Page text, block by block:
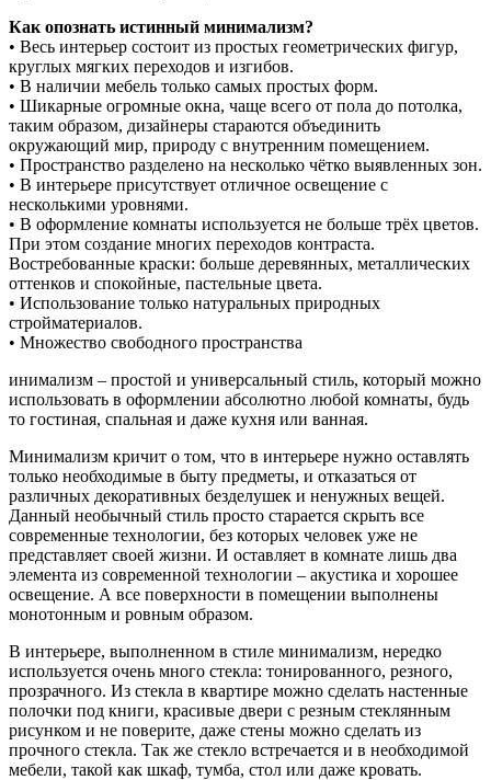
Как опознать истинный минимализм?
• Весь интерьер состоит из простых геометрических фигур,
круглых мягких переходов и изгибов.
• В наличии мебель только самых простых форм.
• Шикарные огромные окна, чаще всего от пола до потолка,
таким образом, дизайнеры стараются объединить
окружающий мир, природу с внутренним помещением.
• Пространство разделено на несколько чётко выявленных зон.
• В интерьере присутствует отличное освещение с
несколькими уровнями.
• В оформление комнаты используется не больше трёх цветов.
При этом создание многих переходов контраста.
Востребованные краски: больше деревянных, металлических
оттенков и спокойные, пастельные цвета.
• Использование только натуральных природных
стройматериалов.
• Множество свободного пространства
инимализм – простой и универсальный стиль, который можно
использовать в оформлении абсолютно любой комнаты, будь
то гостиная, спальная и даже кухня или ванная.
Минимализм кричит о том, что в интерьере нужно оставлять
только необходимые в быту предметы, и отказаться от
различных декоративных безделушек и ненужных вещей.
Данный необычный стиль просто старается скрыть все
современные технологии, без которых человек уже не
представляет своей жизни. И оставляет в комнате лишь два
элемента из современной технологии – акустика и хорошее
освещение. А все поверхности в помещении выполнены
монотонным и ровным образом.
В интерьере, выполненном в стиле минимализм, нередко
используется очень много стекла: тонированного, резного,
прозрачного. Из стекла в квартире можно сделать настенные
полочки под книги, красивые двери с резным стеклянным
рисунком и не поверите, даже стены можно сделать из
прочного стекла. Так же стекло встречается и в необходимой
мебели, такой как шкаф, тумба, стол или даже кровать.